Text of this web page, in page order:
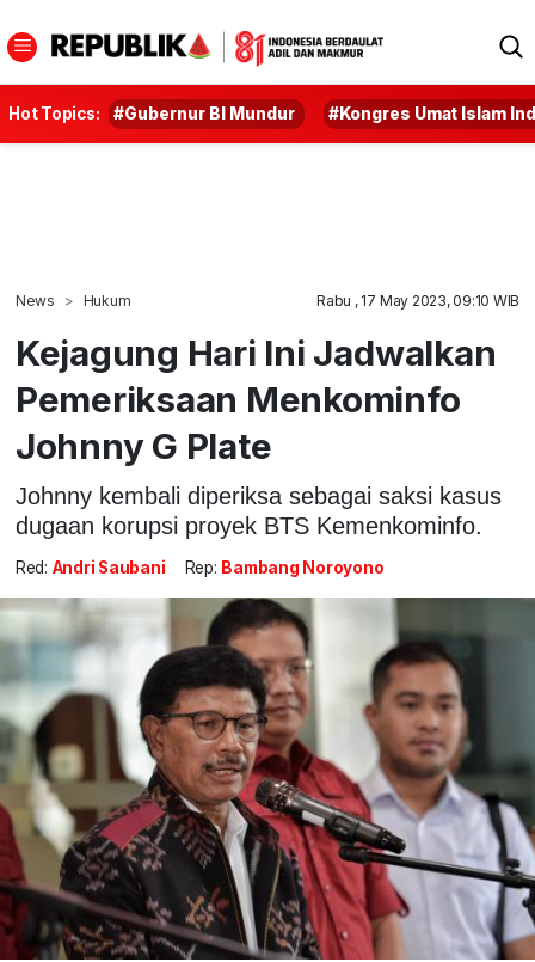
Hot Topics: #Gubernur BI Mundur #Kongres Umat Islam
News Hukum Rabu , 17 May 2023, 09:10 WIB
Kejagung Hari Ini Jadwalkan
Pemeriksaan Menkominfo
Johnny G Plate
Johnny kembali diperiksa sebagai saksi kasus
dugaan korupsi proyek BTS Kemenkominfo.
Red: Andri Saubani Rep: Bambang Noroyono